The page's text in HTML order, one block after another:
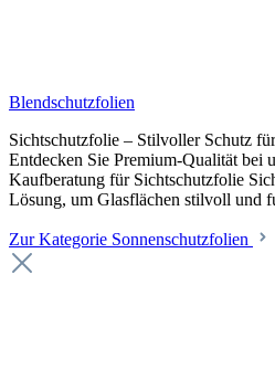
Blendschutzfolien
Sichtschutzfolie – Stilvoller Schutz
Entdecken Sie Premium-Qualität bei
Kaufberatung für Sichtschutzfolie
Lösung, um Glasflächen stilvoll und
Zur Kategorie Sonnenschutzfolien